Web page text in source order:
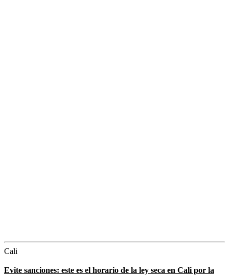
Cali
Evite sanciones: este es el horario de la ley seca en Cali por la